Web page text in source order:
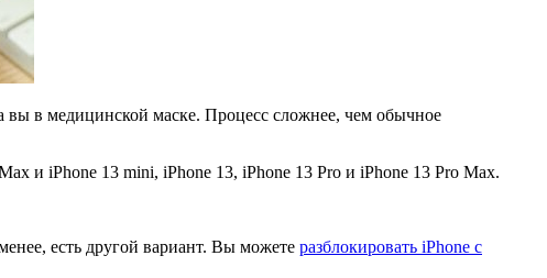
вы в медицинской маске. Процесс сложнее, чем обычное
и iPhone 13 mini, iPhone 13, iPhone 13 Pro и iPhone 13 Pro Max.
есть другой вариант. Вы можете разблокировать iPhone с